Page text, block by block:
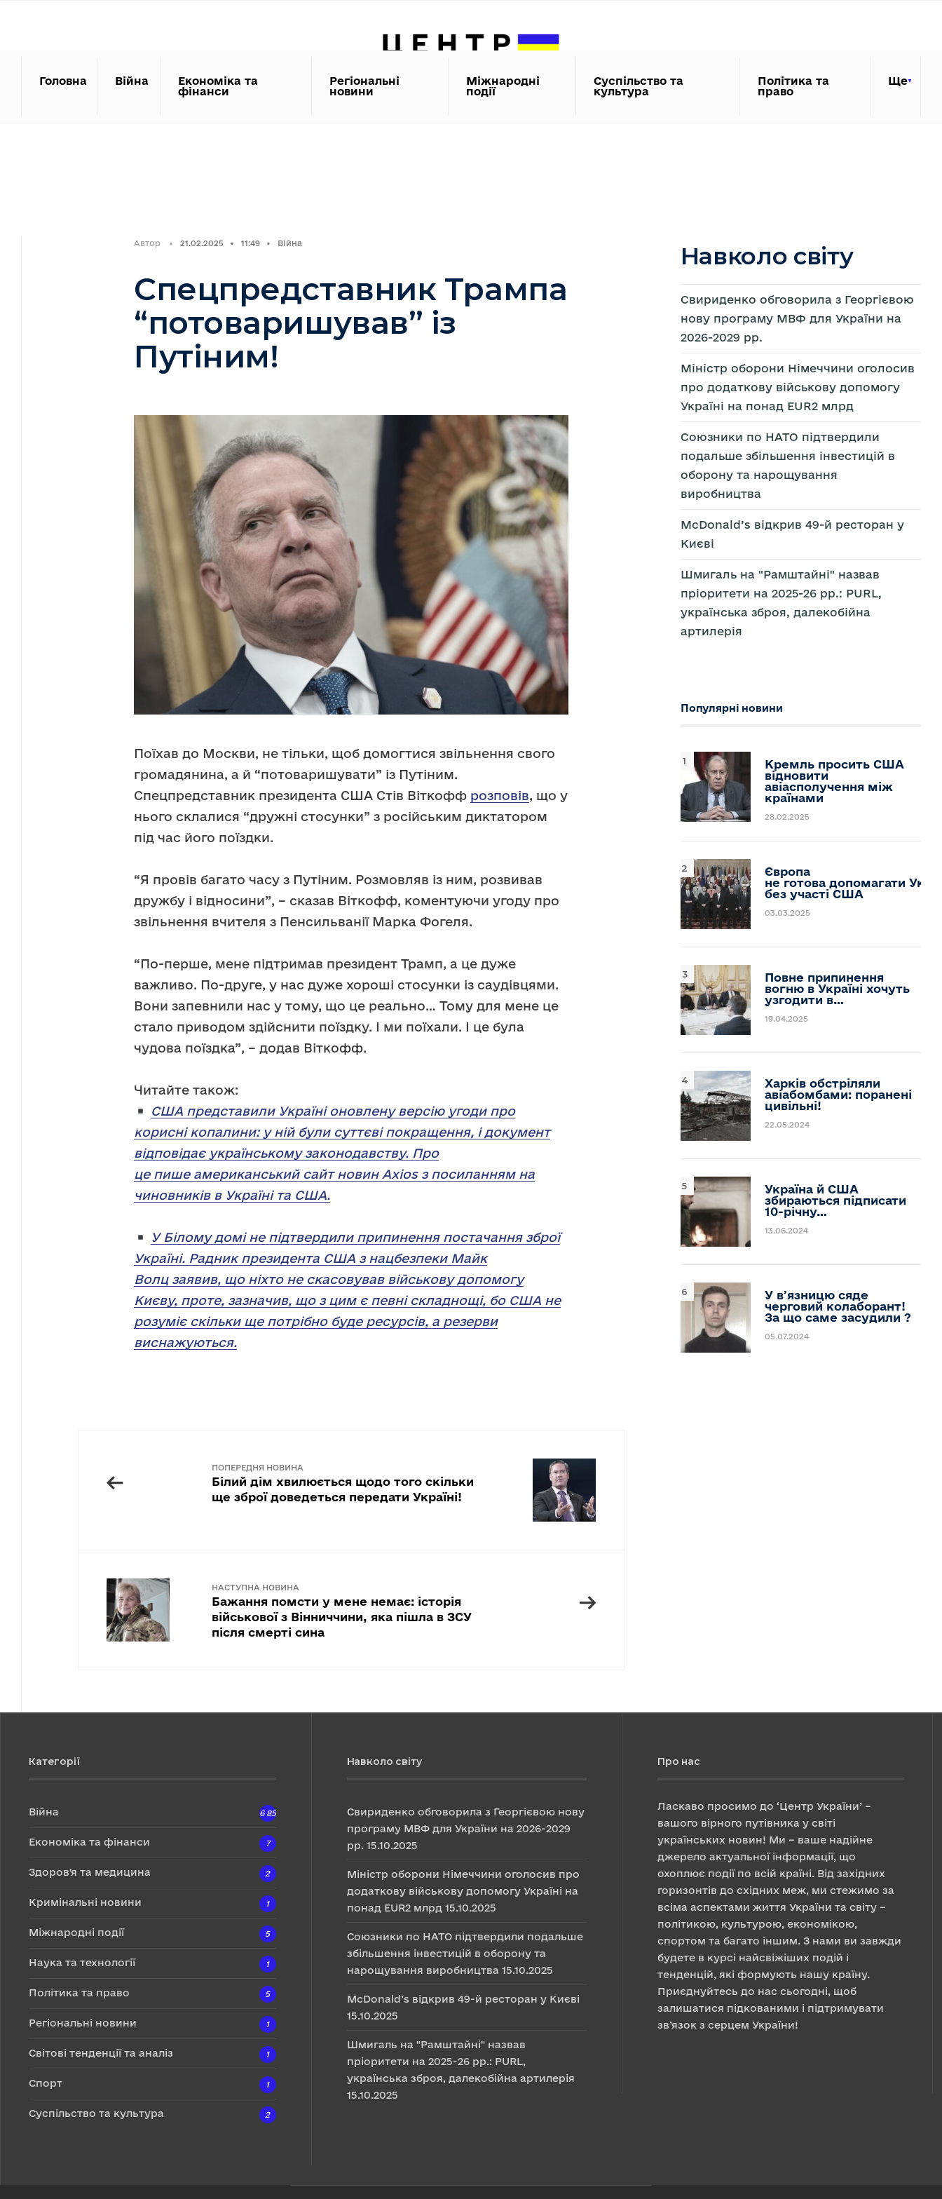
Головна Війна
Економіка та
фінанси
Регіональні
новини
Міжнародні
події
Суспільство та
культура
Політика та
право
Ще
Автор • 21.02.2025 • 11:49 • Війна
Спецпредставник Трампа
“потоваришував” із
Путіним!
Поїхав до Москви, не тільки, щоб домогтися звільнення свого
громадянина, а й “потоваришувати” із Путіним.
Спецпредставник президента США Стів Віткофф розповів, що у
нього склалися “дружні стосунки” з російським диктатором
під час його поїздки.
“Я провів багато часу з Путіним. Розмовляв із ним, розвивав
дружбу і відносини”, – сказав Віткофф, коментуючи угоду про
звільнення вчителя з Пенсильванії Марка Фогеля.
“По-перше, мене підтримав президент Трамп, а це дуже
важливо. По-друге, у нас дуже хороші стосунки із саудівцями.
Вони запевнили нас у тому, що це реально… Тому для мене це
стало приводом здійснити поїздку. І ми поїхали. І це була
чудова поїздка”, – додав Віткофф.
Читайте також:
США представили Україні оновлену версію угоди про
корисні копалини: у ній були суттєві покращення, і документ
відповідає українському законодавству. Про
це пише американський сайт новин Axios з посиланням на
чиновників в Україні та США.
У Білому домі не підтвердили припинення постачання зброї
Україні. Радник президента США з нацбезпеки Майк
Волц заявив, що ніхто не скасовував військову допомогу
Києву, проте, зазначив, що з цим є певні складнощі, бо США не
розуміє скільки ще потрібно буде ресурсів, а резерви
виснажуються.
←
ПОПЕРЕДНЯ НОВИНА
Білий дім хвилюється щодо того скільки
ще зброї доведеться передати Україні!
→
НАСТУПНА НОВИНА
Бажання помсти у мене немає: історія
військової з Вінниччини, яка пішла в ЗСУ
після смерті сина
Навколо світу
Свириденко обговорила з Георгієвою
нову програму МВФ для України на
2026-2029 рр.
Міністр оборони Німеччини оголосив
про додаткову військову допомогу
Україні на понад EUR2 млрд
Союзники по НАТО підтвердили
подальше збільшення інвестицій в
оборону та нарощування
виробництва
McDonald’s відкрив 49-й ресторан у
Києві
Шмигаль на "Рамштайні" назвав
пріоритети на 2025-26 рр.: PURL,
українська зброя, далекобійна
артилерія
Популярні новини
Кремль просить США
відновити
авіасполучення між
країнами
28.02.2025
Європа
не готова допомагати
без участі США
03.03.2025
Повне припинення
вогню в Україні хочуть
узгодити в…
19.04.2025
Харків обстріляли
авіабомбами: поранені
цивільні!
22.05.2024
Україна й США
збираються підписати
10-річну…
13.06.2024
У вʼязницю сяде
черговий колаборант!
За що саме засудили ?
05.07.2024
Категорії
Війна 6 857
Економіка та фінанси 7
Здоров'я та медицина 2
Кримінальні новини 1
Міжнародні події 5
Наука та технології 1
Політика та право 5
Регіональні новини 1
Світові тенденції та аналіз 1
Спорт 1
Суспільство та культура 2
Навколо світу
Свириденко обговорила з Георгієвою нову
програму МВФ для України на 2026-2029
рр. 15.10.2025
Міністр оборони Німеччини оголосив про
додаткову військову допомогу Україні на
понад EUR2 млрд 15.10.2025
Союзники по НАТО підтвердили подальше
збільшення інвестицій в оборону та
нарощування виробництва 15.10.2025
McDonald’s відкрив 49-й ресторан у Києві
15.10.2025
Шмигаль на "Рамштайні" назвав
пріоритети на 2025-26 рр.: PURL,
українська зброя, далекобійна артилерія
15.10.2025
Про нас
Ласкаво просимо до ‘Центр України’ –
вашого вірного путівника у світі
українських новин! Ми – ваше надійне
джерело актуальної інформації, що
охоплює події по всій країні. Від західних
горизонтів до східних меж, ми стежимо за
всіма аспектами життя України та світу –
політикою, культурою, економікою,
спортом та багато іншим. З нами ви завжди
будете в курсі найсвіжіших подій і
тенденцій, які формують нашу країну.
Приєднуйтесь до нас сьогодні, щоб
залишатися підкованими і підтримувати
зв’язок з серцем України!